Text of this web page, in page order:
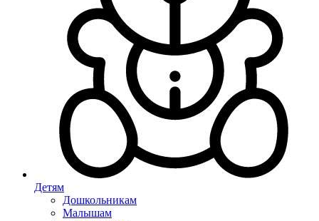
Детям
Дошкольникам
Малышам